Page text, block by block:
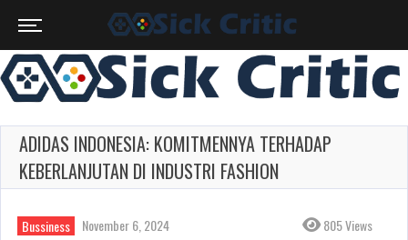
ADIDAS INDONESIA: KOMITMENNYA TERHADAP
KEBERLANJUTAN DI INDUSTRI FASHION
Bussiness November 6, 2024 805 Views